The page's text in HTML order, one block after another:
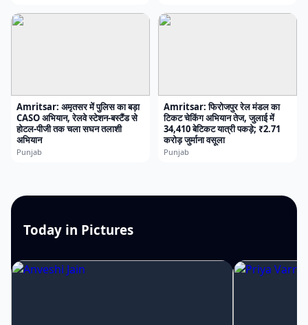
Amritsar: अमृतसर में पुलिस का बड़ा
CASO अभियान, रेलवे स्टेशन-बस्टैंड से
होटल-पीजी तक चला सघन तलाशी
अभियान
Punjab
Amritsar: फिरोजपुर रेल मंडल का
टिकट चेकिंग अभियान तेज, जुलाई में
34,410 बेटिकट यात्री पकड़े; ₹2.71
करोड़ जुर्माना वसूला
Punjab
Today in Pictures